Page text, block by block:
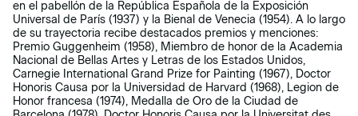
en el pabellón de la República Española de la Exposición
Universal de París (1937) y la Bienal de Venecia (1954). A lo largo
de su trayectoria recibe destacados premios y menciones:
Premio Guggenheim (1958), Miembro de honor de la Academia
Nacional de Bellas Artes y Letras de los Estados Unidos,
Carnegie International Grand Prize for Painting (1967), Doctor
Honoris Causa por la Universidad de Harvard (1968), Legion de
Honor francesa (1974), Medalla de Oro de la Ciudad de